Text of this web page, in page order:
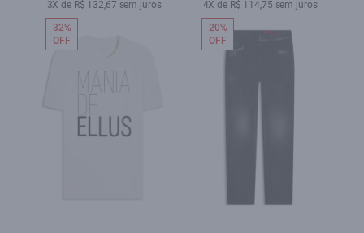
3X de R$ 132,67 sem juros 4X de R$ 114,75 sem juros
32%
OFF
20%
OFF